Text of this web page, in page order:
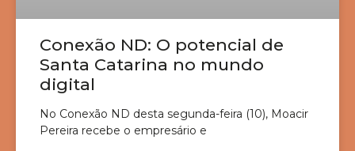
Conexão ND: O potencial de
Santa Catarina no mundo
digital
No Conexão ND desta segunda-feira (10), Moacir
Pereira recebe o empresário e